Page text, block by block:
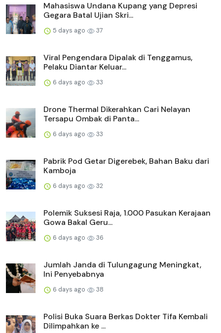
Mahasiswa Undana Kupang yang Depresi
Gegara Batal Ujian Skri...
5 days ago 37
Viral Pengendara Dipalak di Tenggamus,
Pelaku Diantar Keluar...
6 days ago 33
Drone Thermal Dikerahkan Cari Nelayan
Tersapu Ombak di Panta...
6 days ago 33
Pabrik Pod Getar Digerebek, Bahan Baku dari
Kamboja
6 days ago 32
Polemik Suksesi Raja, 1.000 Pasukan Kerajaan
Gowa Bakal Geru...
6 days ago 36
Jumlah Janda di Tulungagung Meningkat,
Ini Penyebabnya
6 days ago 38
Polisi Buka Suara Berkas Dokter Tifa Kembali
Dilimpahkan ke ...